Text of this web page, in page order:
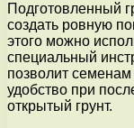
Подготовленный
создать ровную
этого можно
специальный
позволит
удобство при
открытый грунт.